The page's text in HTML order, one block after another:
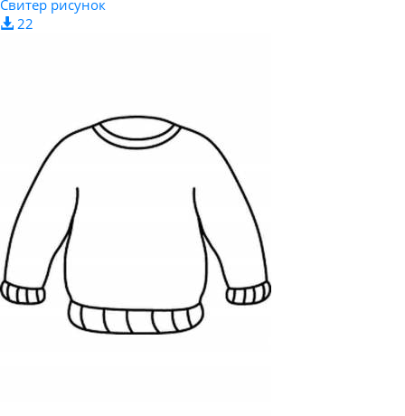
Свитер рисунок
22